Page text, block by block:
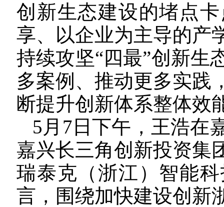
创新生态建设的堵点
享、以企业为主导的产
持续攻坚“四最”创新生
多案例、推动更多实践
断提升创新体系整体效
5月7日下午，王浩在
嘉兴长三角创新投资集
瑞泰克（浙江）智能
言，围绕加快建设创新